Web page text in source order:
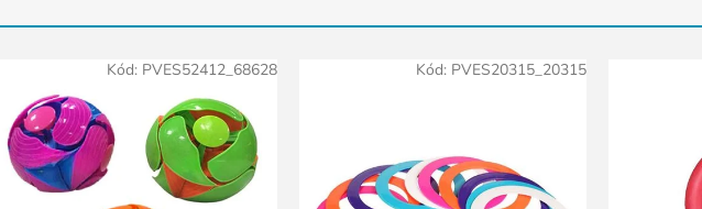
Kód: PVES52412_68628 Kód: PVES20315_20315